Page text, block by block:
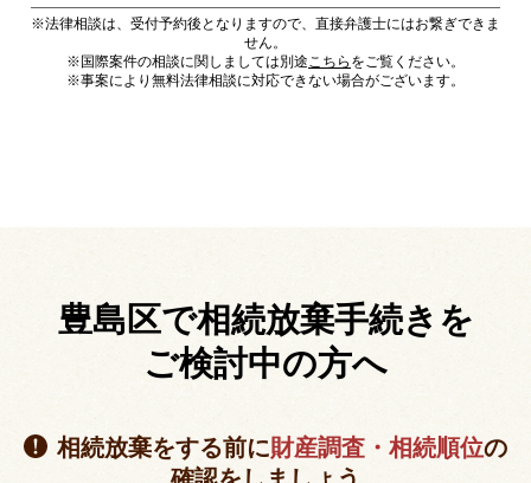
※法律相談は、受付予約後となりますので、直接弁護士にはお繋ぎできま
せん。
※国際案件の相談に関しましては別途こちら をご覧ください。
※事案により無料法律相談に対応できない場合がございます。
豊島区で相続放棄手続きを
ご検討中の方へ
相続放棄をする前に財産調査・相続順位の